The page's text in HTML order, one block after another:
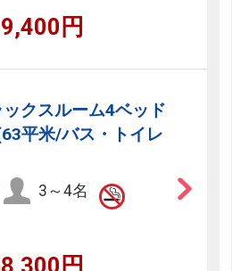
円
クスルーム4ベッド
平米/バス・トイレ
3～4名